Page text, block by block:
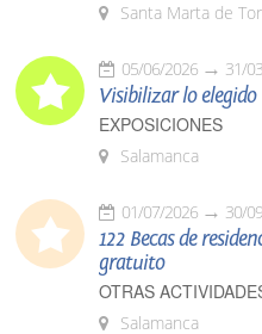
Santa Marta de
05/06/2026 31/
Visibilizar lo elegido
EXPOSICIONES
Salamanca
01/07/2026 30/
122 Becas de
gratuito
OTRAS
Salamanca